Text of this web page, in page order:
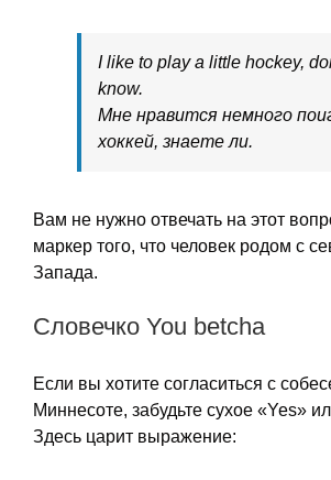
I like to play a little hockey,
know.
Мне нравится немного
хоккей, знаете ли.
Вам не нужно отвечать на этот
маркер того, что человек родом с
Запада.
Словечко You betcha
Если вы хотите согласиться с
Миннесоте, забудьте сухое «Yes»
Здесь царит выражение: